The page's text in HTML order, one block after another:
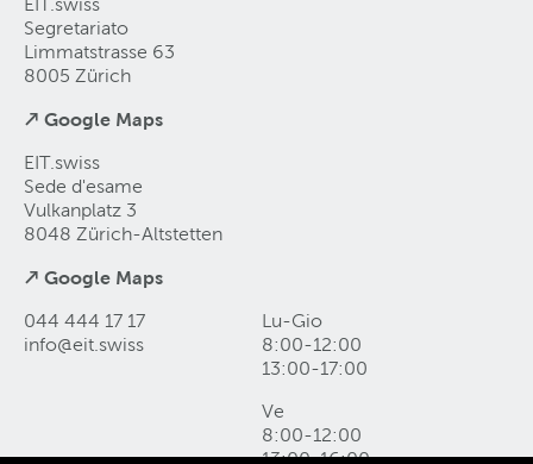
EIT.swiss
Segretariato
Limmatstrasse 63
8005 Zürich
↗ Google Maps
EIT.swiss
Sede d'esame
Vulkanplatz 3
8048 Zürich-Altstetten
↗ Google Maps
044 444 17 17
info@eit swiss
Lu-Gio
8:00-12:00
13:00-17:00
Ve
8:00-12:00
13:00-16:00